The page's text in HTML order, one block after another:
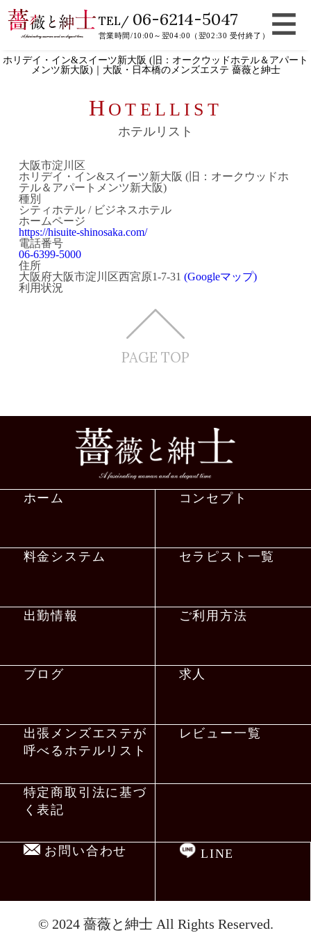
TEL/ 06-6214-5047
営業時間/10:00～翌04:00（翌02:30 受付終了）
ホリデイ・イン&スイーツ新大阪 (旧：オークウッドホテル＆アパート
メンツ新大阪)｜大阪・日本橋のメンズエステ 薔薇と紳士
H OTELLIST
ホテルリスト
大阪市淀川区
ホリデイ・イン&スイーツ新大阪 (旧：オークウッドホ
テル＆アパートメンツ新大阪)
種別
シティホテル / ビジネスホテル
ホームページ
https://hisuite-shinosaka.com/
電話番号
06-6399-5000
住所
大阪府大阪市淀川区西宮原1-7-31 (Googleマップ)
利用状況
PAGE TOP
ホーム コンセプト
料金システム セラピスト一覧
出勤情報 ご利用方法
ブログ 求人
出張メンズエステが
呼べるホテルリスト
レビュー一覧
特定商取引法に基づ
く表記
お問い合わせ LINE
© 2024 薔薇と紳士All Rights Reserved.